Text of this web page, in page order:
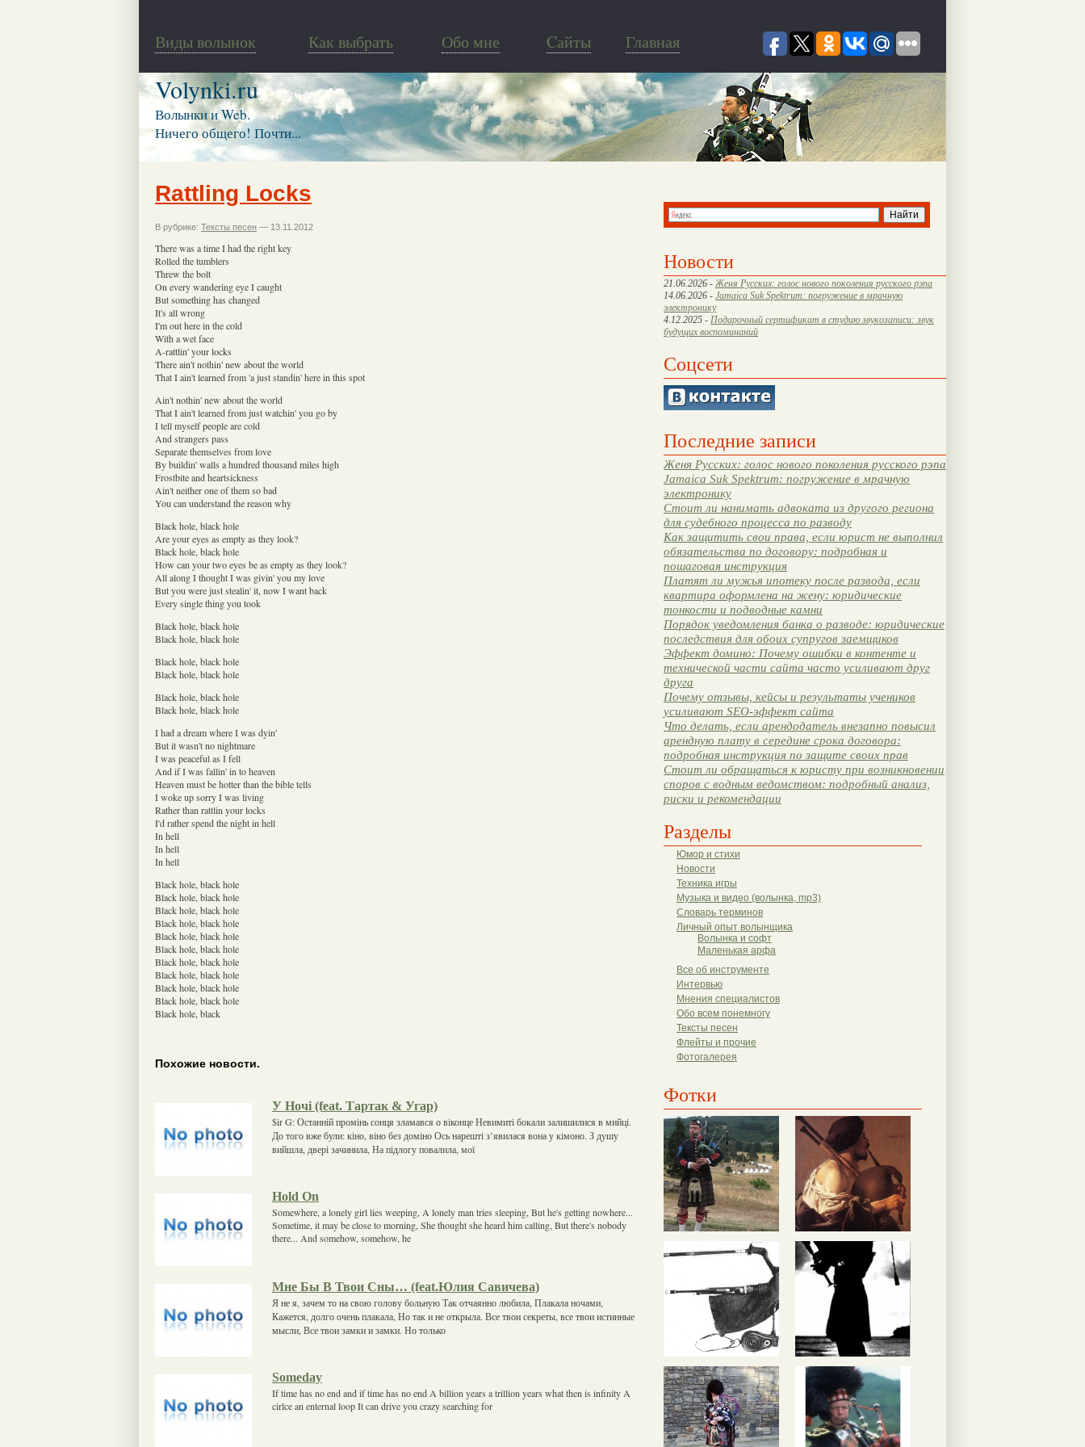
Виды волынок Как выбрать Обо мне Cайты Главная
Volynki.ru
Волынки и Web.
Ничего общего! Почти...
Новости
21.06.2026 - Женя Русских: голос нового поколения русского рэпа
14.06.2026 - Jamaica Suk Spektrum: погружение в мрачную
электронику
4.12.2025 - Подарочный сертификат в студию звукозаписи: звук
будущих воспоминаний
Соцсети
Последние записи
Женя Русских: голос нового поколения русского рэпа
Jamaica Suk Spektrum: погружение в мрачную
электронику
Стоит ли нанимать адвоката из другого региона
для судебного процесса по разводу
Как защитить свои права, если юрист не выполнил
обязательства по договору: подробная и
пошаговая инструкция
Платят ли мужья ипотеку после развода, если
квартира оформлена на жену: юридические
тонкости и подводные камни
Порядок уведомления банка о разводе: юридические
последствия для обоих супругов заемщиков
Эффект домино: Почему ошибки в контенте и
технической части сайта часто усиливают друг
друга
Почему отзывы, кейсы и результаты учеников
усиливают SEO-эффект сайта
Что делать, если арендодатель внезапно повысил
арендную плату в середине срока договора:
подробная инструкция по защите своих прав
Стоит ли обращаться к юристу при возникновении
споров с водным ведомством: подробный анализ,
риски и рекомендации
Разделы
Юмор и стихи
Новости
Техника игры
Музыка и видео (волынка, mp3)
Словарь терминов
Личный опыт волынщика
Волынка и софт
Маленькая арфа
Все об инструменте
Интервью
Мнения специалистов
Обо всем понемногу
Тексты песен
Флейты и прочие
Фотогалерея
Фотки
Rattling Locks
В рубрике: Тексты песен — 13.11.2012
There was a time I had the right key
Rolled the tumblers
Threw the bolt
On every wandering eye I caught
But something has changed
It's all wrong
I'm out here in the cold
With a wet face
A-rattlin' your locks
There ain't nothin' new about the world
That I ain't learned from 'a just standin' here in this spot
Ain't nothin' new about the world
That I ain't learned from just watchin' you go by
I tell myself people are cold
And strangers pass
Separate themselves from love
By buildin' walls a hundred thousand miles high
Frostbite and heartsickness
Ain't neither one of them so bad
You can understand the reason why
Black hole, black hole
Are your eyes as empty as they look?
Black hole, black hole
How can your two eyes be as empty as they look?
All along I thought I was givin' you my love
But you were just stealin' it, now I want back
Every single thing you took
Black hole, black hole
Black hole, black hole
Black hole, black hole
Black hole, black hole
Black hole, black hole
Black hole, black hole
I had a dream where I was dyin'
But it wasn't no nightmare
I was peaceful as I fell
And if I was fallin' in to heaven
Heaven must be hotter than the bible tells
I woke up sorry I was living
Rather than rattlin your locks
I'd rather spend the night in hell
In hell
In hell
In hell
Black hole, black hole
Black hole, black hole
Black hole, black hole
Black hole, black hole
Black hole, black hole
Black hole, black hole
Black hole, black hole
Black hole, black hole
Black hole, black hole
Black hole, black hole
Black hole, black
Похожие новости.
У Ночі (feat. Тартак & Угар)
$ir G: Останній промінь сонця зламався о віконце Невимиті бокали залишилися в мийці.
До того вже були: кіно, віно без доміно Ось нарешті з’явилася вона у кімоно. З душу
вийшла, двері зачинила, На підлогу повалила, мої
Hold On
Somewhere, a lonely girl lies weeping, A lonely man tries sleeping, But he's getting nowhere...
Sometime, it may be close to morning, She thought she heard him calling, But there's nobody
there... And somehow, somehow, he
Мне Бы В Твои Сны… (feat.Юлия Савичева)
Я не я, зачем то на свою голову больную Так отчаянно любила, Плакала ночами,
Кажется, долго очень плакала, Но так и не открыла. Все твои секреты, все твои истинные
мысли, Все твои замки и замки. Но только
Someday
If time has no end and if time has no end A billion years a trillion years what then is infinity A
cirlce an enternal loop It can drive you crazy searching for